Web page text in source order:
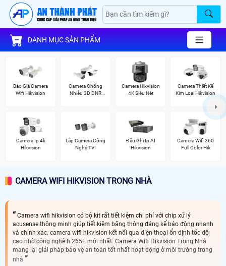
DANH MỤC SẢN PHẨM
Báo Giá Camera
Wifi Hikvision
Camera Chống
Nhiễu 3D DNR
Camera Hikvision
4K Siêu Nét
Camera Thiết Kế
Kim Loại Hikvision
Camera Ip 4k
Hikvision
Lắp Camera Công
Nghệ TVI
Đầu Ghi Ip AI
Hikvision
Camera Wifi 360
Full Color Hik
CAMERA WIFI HIKVISION TRONG NHÀ
Camera wifi hikvision có bộ kit rất tiết kiệm chi phí với chip xử lý
acusense thông minh giúp tiết kiệm băng thông đáng kể báo động nhanh
và chính xác. camera wifi hikvision kết nối qua điện thoại ổn định tốc độ
cao nhờ công nghệ h.265+ mới nhất. Camera Wifi Hikvision Trong Nhà
mang lại giải pháp bảo vệ an toàn tốt nhất hoạt động ở môi trường trong
nhà